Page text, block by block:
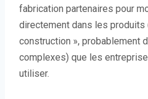
fabrication partenaires pour
directement dans les produits
construction », probablement
complexes) que les
utiliser.